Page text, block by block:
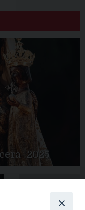
2025
Tutte le gallery